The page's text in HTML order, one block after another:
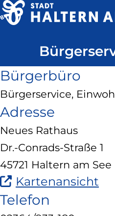
Direkt
zum
See
Bürgerbüro
Bürgerservice,
Adresse
Neues Rathaus
Dr.-Conrads-Straße 1
45721 Haltern am See
Kartenansicht
Telefon